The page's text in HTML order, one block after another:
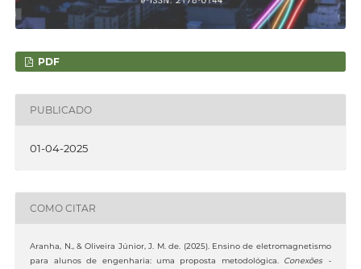
PDF
PUBLICADO
01-04-2025
COMO CITAR
Aranha, N., & Oliveira Júnior, J. M. de. (2025). Ensino de eletromagnetismo
para alunos de engenharia: uma proposta metodológica. Conexões -